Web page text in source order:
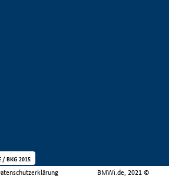
BMWi.de, 2021 ©
/ BKG 2015